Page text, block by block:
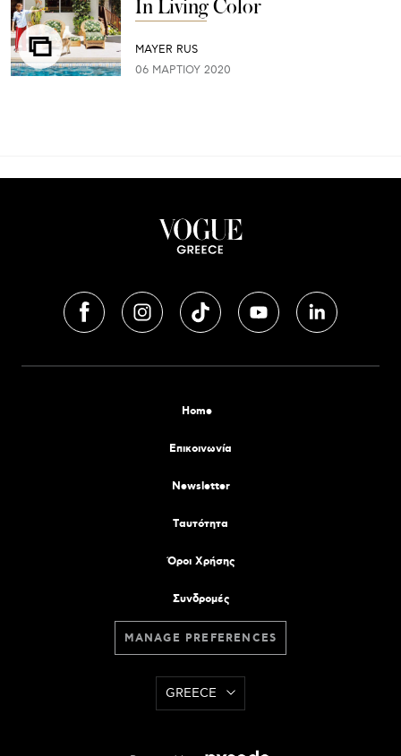
In Living Color
MAYER RUS
06 ΜΑΡΤΊΟΥ 2020
Home
Επικοινωνία
Newsletter
Tαυτότητα
Όροι Χρήσης
Συνδρομές
MANAGE PREFERENCES
GREECE